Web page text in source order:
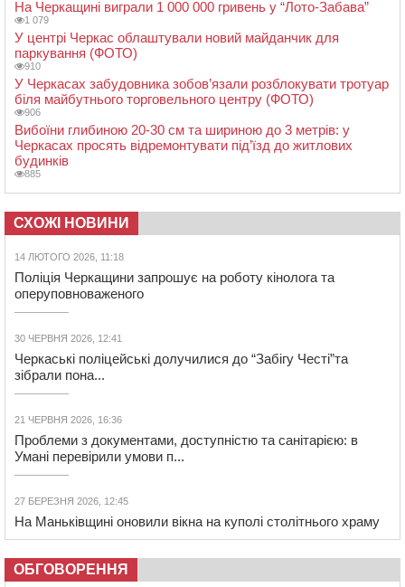
На Черкащині виграли 1 000 000 гривень у “Лото-Забава”
1 079
У центрі Черкас облаштували новий майданчик для
паркування (ФОТО)
910
У Черкасах забудовника зобов’язали розблокувати тротуар
біля майбутнього торговельного центру (ФОТО)
906
Вибоїни глибиною 20-30 см та шириною до 3 метрів: у
Черкасах просять відремонтувати під’їзд до житлових
будинків
885
СХОЖІ НОВИНИ
14 ЛЮТОГО 2026, 11:18
Поліція Черкащини запрошує на роботу кінолога та
оперуповноваженого
30 ЧЕРВНЯ 2026, 12:41
Черкаські поліцейські долучилися до “Забігу Честі”та
зібрали пона...
21 ЧЕРВНЯ 2026, 16:36
Проблеми з документами, доступністю та санітарією: в
Умані перевірили умови п...
27 БЕРЕЗНЯ 2026, 12:45
На Маньківщині оновили вікна на куполі столітнього храму
ОБГОВОРЕННЯ